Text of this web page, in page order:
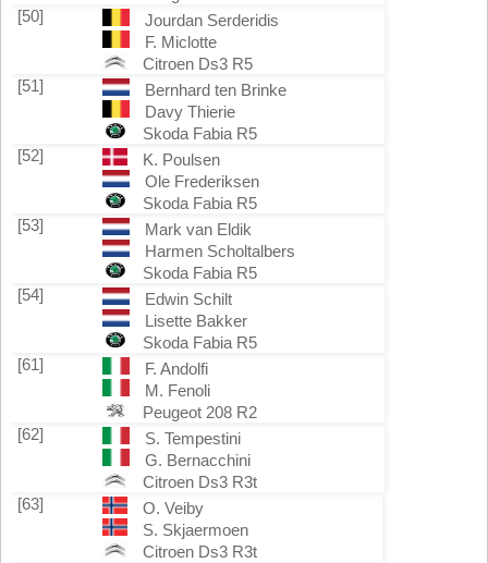
[50]
Jourdan Serderidis
F. Miclotte
Citroen Ds3 R5
[51]
Bernhard ten Brinke
Davy Thierie
Skoda Fabia R5
[52]
K. Poulsen
Ole Frederiksen
Skoda Fabia R5
[53]
Mark van Eldik
Harmen Scholtalbers
Skoda Fabia R5
[54]
Edwin Schilt
Lisette Bakker
Skoda Fabia R5
[61]
F. Andolfi
M. Fenoli
Peugeot 208 R2
[62]
S. Tempestini
G. Bernacchini
Citroen Ds3 R3t
[63]
O. Veiby
S. Skjaermoen
Citroen Ds3 R3t